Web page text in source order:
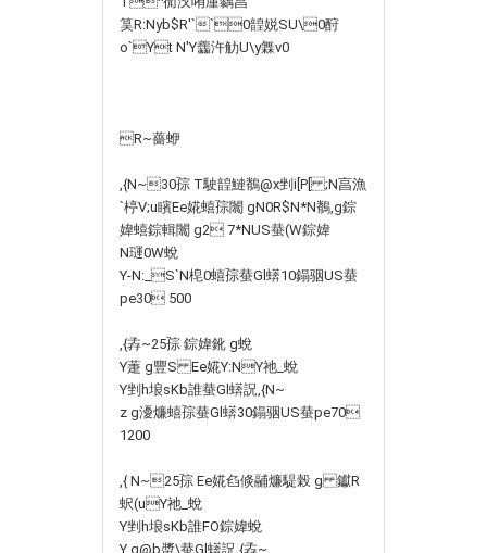
筽 R:Nyb$R'``0韹娧SU\0酧
o`Yt N'Y齹汻觔U\y橆v0
R~薔蛜
,{N~30孮 T駛韹鰱鶺@x剉i[P[ ;N亯漁
`楟V;u矉Ee婲 蟢孮闟 gN0R$N*N鶺,g錝
媁 蟢錝輯闟 g2 7*NUS蛬 (W錝媁
N璭0W蛻
Y-N:_S`N梍0蟢孮蛬Gl蠎10鎉骃 US蛬
pe30 500
,{孨~25孮 錝媁鈋 g蛻
Y萐 g豐S Ee婲Y:NY祂_蛻
Y剉h埌sKb誰 蛬Gl蠎詋,{N~
z g瀀燫 蟢孮蛬Gl蠎30鎉骃 US蛬pe70
1200
,{ N~25孮 Ee婲臽倐鬴燫騠榖 g 钀R
蚇(uY祂_蛻
Y剉h埌sKb誰 FO錝媁蛻
Y g@b螿\ 蛬Gl蠎詋,{孨~